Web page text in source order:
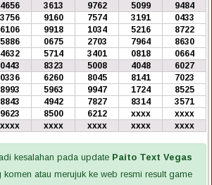
4656 3613 9762 5099
9484
3756 9160 7574 3191
0433
6106 9918 1034 5216
8722
5886 0675 2703 7964
8630
4632 5714 3401 0818
0664
0443 8323 5008 4048
6027
0336 6260 8045 8141
7023
8993 5963 9947 1724
8525
8843 4942 7827 8314
3571
9623 8500 6212 xxxx
xxxx
xxxx xxxx xxxx xxxx xxxx
kesalahan pada updatePaito Text Vegas
komen atau merujuk ke web resmi result game